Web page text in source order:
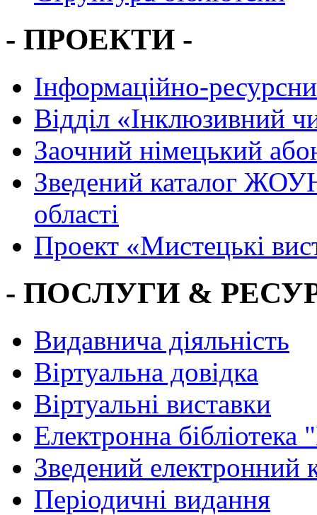
- ПРОЕКТИ -
Інформаційно-
Вiддiл «Інклюзивний
Заочний німецький
Зведений каталог
області
Проект «Мистецькі
- ПОСЛУГИ &
Видавнича діяльність
Віртуальна довідка
Віртуальні виставки
Електронна
Зведений електронний
Періодичні видання